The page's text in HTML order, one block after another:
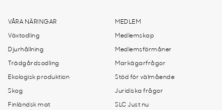
VÅRA NÄRINGAR
Växtodling
Djurhållning
Trädgårdsodling
Ekologisk produktion
Skog
Finländsk mat
MEDLEM
Medlemskap
Medlemsförmåner
Markägarfrågor
Stöd för välmående
Juridiska frågor
SLC Just nu